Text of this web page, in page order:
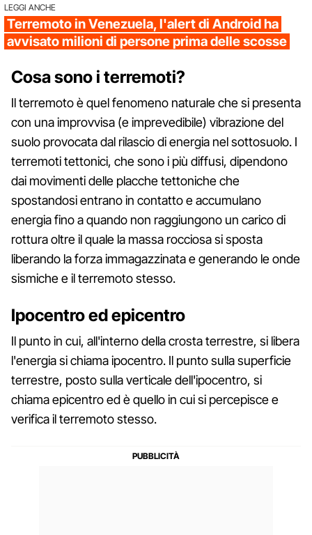
LEGGI ANCHE
Terremoto in Venezuela, l'alert di Android ha
avvisato milioni di persone prima delle scosse
Cosa sono i terremoti?
Il terremoto è quel fenomeno naturale che si presenta
con una improvvisa (e imprevedibile) vibrazione del
suolo provocata dal rilascio di energia nel sottosuolo. I
terremoti tettonici, che sono i più diffusi, dipendono
dai movimenti delle placche tettoniche che
spostandosi entrano in contatto e accumulano
energia fino a quando non raggiungono un carico di
rottura oltre il quale la massa rocciosa si sposta
liberando la forza immagazzinata e generando le onde
sismiche e il terremoto stesso.
Ipocentro ed epicentro
Il punto in cui, all'interno della crosta terrestre, si libera
l'energia si chiama ipocentro. Il punto sulla superficie
terrestre, posto sulla verticale dell'ipocentro, si
chiama epicentro ed è quello in cui si percepisce e
verifica il terremoto stesso.